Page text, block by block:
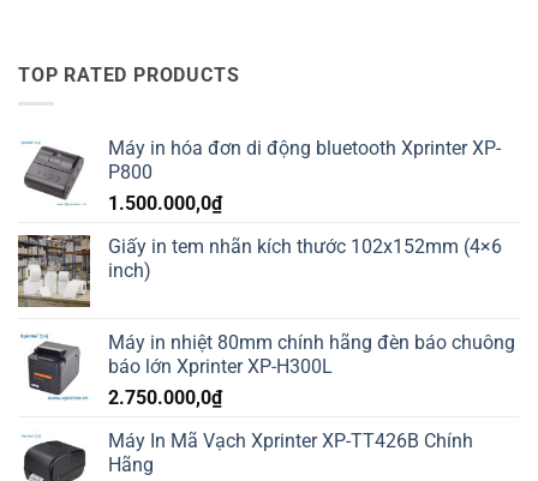
TOP RATED PRODUCTS
Máy in hóa đơn di động bluetooth Xprinter XP-
P800
1.500.000,0₫
Giấy in tem nhãn kích thước 102x152mm (4×6
inch)
Máy in nhiệt 80mm chính hãng đèn báo chuông
báo lớn Xprinter XP-H300L
2.750.000,0₫
Máy In Mã Vạch Xprinter XP-TT426B Chính
Hãng